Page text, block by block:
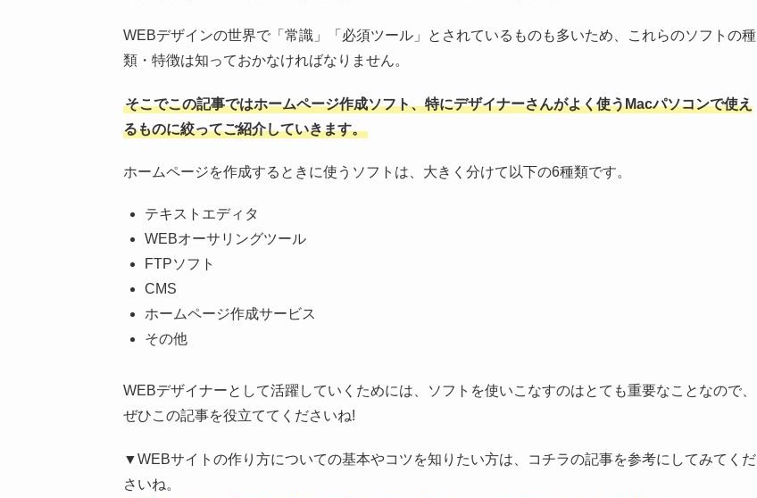
WEBデザインの世界で「常識」「必須ツール」とされているものも多いため、これらのソフトの種
類・特徴は知っておかなければなりません。
そこでこの記事ではホームページ作成ソフト、特にデザイナーさんがよく使うMacパソコンで使え
るものに絞ってご紹介していきます。
ホームページを作成するときに使うソフトは、大きく分けて以下の6種類です。
テキストエディタ
WEBオーサリングツール
FTPソフト
CMS
ホームページ作成サービス
その他
WEBデザイナーとして活躍していくためには、ソフトを使いこなすのはとても重要なことなので、
ぜひこの記事を役立ててくださいね!
▼WEBサイトの作り方についての基本やコツを知りたい方は、コチラの記事を参考にしてみてくだ
さいね。